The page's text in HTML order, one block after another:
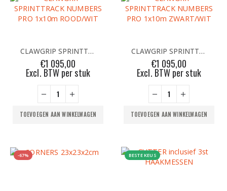
CLAWGRIP SPRINTTRACK NUMBERS PRO 1x10m ROOD/WIT
€1 095,00
Excl. BTW per stuk
TOEVOEGEN AAN WINKELWAGEN
CLAWGRIP SPRINTTRACK NUMBERS PRO 1x10m ZWART/WIT
€1 095,00
Excl. BTW per stuk
TOEVOEGEN AAN WINKELWAGEN
-67% BESTE KEUS